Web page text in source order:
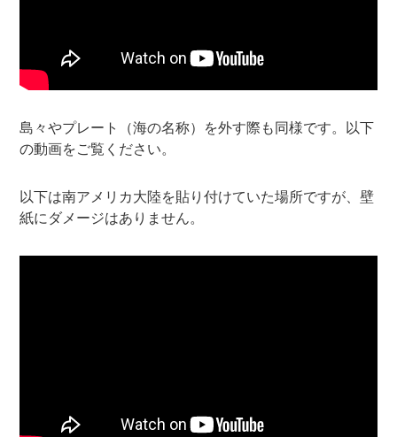
島々やプレート（海の名称）を外す際も同様です。以下
の動画をご覧ください。
以下は南アメリカ大陸を貼り付けていた場所ですが、壁
紙にダメージはありません。